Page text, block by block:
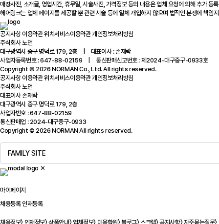
매장사진, 소개글, 영업시간, 휴무일, 시술사진, 가격정보 등의 내용은 업체 요청에 의해 추가 등
헤어링크는 업체 페이지를 제공할 뿐 관련 시술 등에 일체 개입하지 않으며 법적인 분쟁에 책임
공지사항이용약관위치서비스이용약관개인정보처리방침
주식회사 노먼
대구광역시 중구 명덕로 179, 2층 | 대표이사 : 손재락
사업자등록번호 : 647-88-02159 | 통신판매신고번호 : 제2024-대구중구-0933호
Copyright © 2026 NORMAN Co., Ltd. All rights reserved.
공지사항이용약관위치서비스이용약관개인정보처리방침
주식회사 노먼
대표이사 손재락
대구광역시 중구 명덕로 179, 2층
사업자번호 : 647-88-02159
통신판매업 : 2024-대구중구-0933
Copyright © 2026 NORMAN All rights reserved.
FAMILY SITE
✕
마이페이지
채용등록인재등록
채용정보〉 인재정보〉상품안내 〉 업체정보〉 미용학원〉블로그〉 스크랩〉공지사항〉자주묻는질문〉